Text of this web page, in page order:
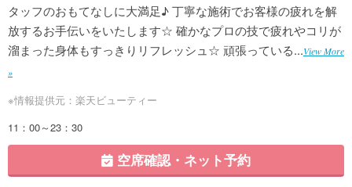
タッフのおもてなしに大満足♪ 丁寧な施術でお客様の疲れを解
放するお手伝いをいたします☆ 確かなプロの技で疲れやコリが
溜まった身体もすっきりリフレッシュ☆ 頑張っている...View More
»
※情報提供元：楽天ビューティー
11：00～23：30
空席確認・ネット予約